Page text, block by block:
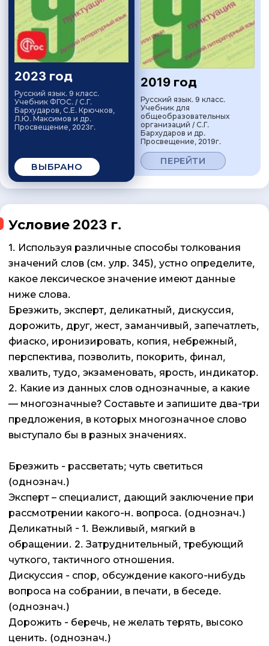
2023 год
Русский язык. 9 класс.
Учебник ФГОС. / С.Г.
Бархударов, С.Е. Крючков,
Л.Ю. Максимов и др.
Просвещение, 2023г.
ВЫБРАНО
2019 год
Русский язык. 9 класс.
Учебник для
общеобразовательных
организаций / С.Г.
Бархударов и др.
Просвещение, 2019г.
ПЕРЕЙТИ
Условие 2023 г.
1. Используя различные способы толкования
значений слов (см. улр. 345), устно определите,
какое лексическое значение имеют данные
ниже слова.
Брезжить, эксперт, деликатный, дискуссия,
дорожить, друг, жест, заманчивый, запечатлеть,
фиаско, иронизировать, копия, небрежный,
перспектива, позволить, покорить, финал,
хвалить, тудо, экзаменовать, ярость, индикатор.
2. Какие из данных слов однозначные, а какие
— многозначные? Составьте и запишите два-три
предложения, в которых многозначное слово
выступало бы в разных значениях.
Брезжить - рассветать; чуть светиться
(однознач.)
Эксперт – специалист, дающий заключение при
рассмотрении какого-н. вопроса. (однознач.)
Деликатный - 1. Вежливый, мягкий в
обращении. 2. Затруднительный, требующий
чуткого, тактичного отношения.
Дискуссия - спор, обсуждение какого-нибудь
вопроса на собрании, в печати, в беседе.
(однознач.)
Дорожить - беречь, не желать терять, высоко
ценить. (однознач.)